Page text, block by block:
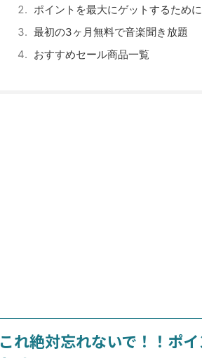
ポイントを最大にゲットするため
最初の3ヶ月無料で音楽聞き放題
おすすめセール商品一覧
これ絶対忘れないで！！ポ